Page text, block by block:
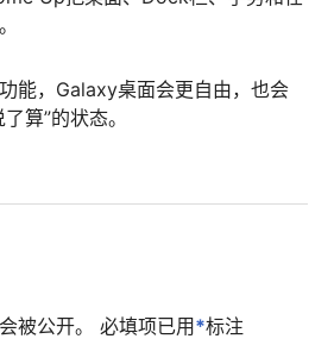
能，Galaxy桌面会更自由，也会
算”的状态。
被公开。 必填项已用 *标注